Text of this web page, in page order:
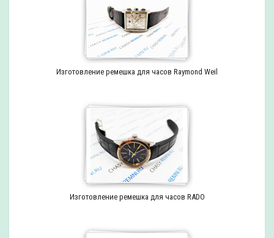
Изготовление ремешка для часов Raymond Weil
Изготовление ремешка для часов RADO